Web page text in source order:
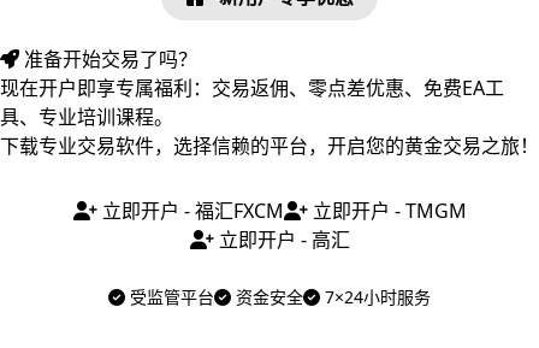
准备开始交易了吗？
现在开户即享专属福利：交易返佣、零点差优惠、免费EA工
具、专业培训课程。
下载专业交易软件，选择信赖的平台，开启您的黄金交易之旅！
立即开户 - 福汇FXCM
立即开户 - TMGM
立即开户 - 高汇
受监管平台 资金安全 7×24小时服务